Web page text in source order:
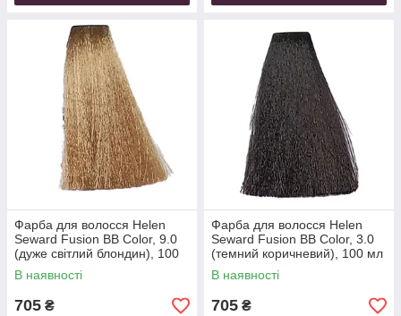
Фарба для волосся Helen
Seward Fusion BB Color, 9.0
(дуже світлий блондин), 100
мл
В наявності
705 ₴
Фарба для волосся Helen
Seward Fusion BB Color, 3.0
(темний коричневий), 100 мл
В наявності
705 ₴